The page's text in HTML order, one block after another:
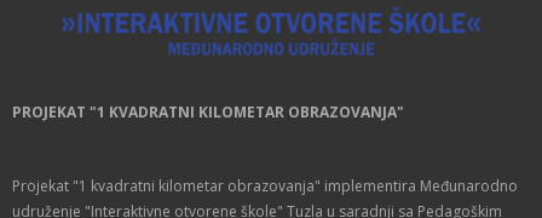
PROJEKAT "1 KVADRATNI KILOMETAR OBRAZOVANJA"
Projekat "1 kvadratni kilometar obrazovanja" implementira Međunarodno
udruženje "Interaktivne otvorene škole" Tuzla u saradnji sa Pedagoškim